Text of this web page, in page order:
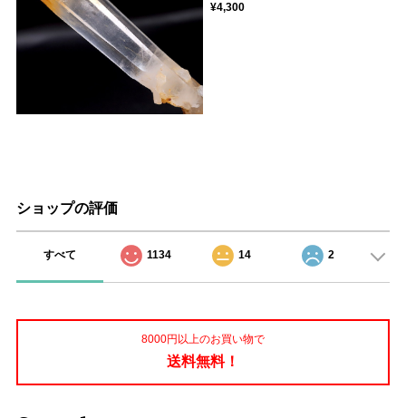
¥4,300
ショップの評価
すべて 1134 14 2
8000円以上のお買い物で
送料無料！